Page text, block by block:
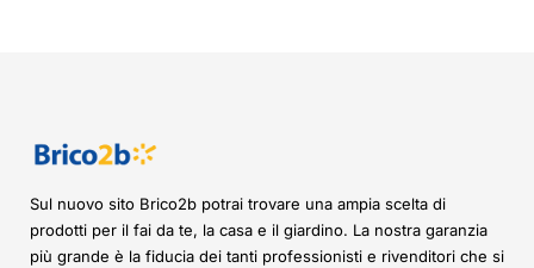
Sul nuovo sito Brico2b potrai trovare una ampia scelta di
prodotti per il fai da te, la casa e il giardino. La nostra garanzia
più grande è la fiducia dei tanti professionisti e rivenditori che si